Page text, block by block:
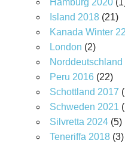
Hamburg 2020
Island 2018(21)
Kanada Winter
London (2)
Norddeutschland
Peru 2016(22)
Schottland 2017
Schweden 2021
Silvretta 2024(5)
Teneriffa 2018(3)